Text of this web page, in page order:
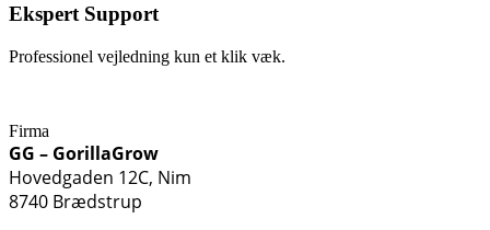
Ekspert Support
Professionel vejledning kun et klik væk.
Firma
GG – GorillaGrow
Hovedgaden 12C, Nim
8740 Brædstrup